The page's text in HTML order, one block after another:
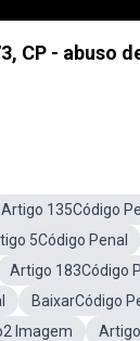
CP - abuso
Artigo 135Código
5Código Penal
Artigo 183Código
BaixarCódigo
Imagem